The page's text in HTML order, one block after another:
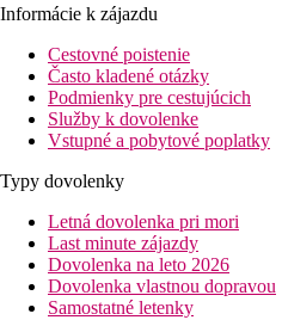
Informácie k zájazdu
Cestovné poistenie
Často kladené otázky
Podmienky pre cestujúcich
Služby k dovolenke
Vstupné a pobytové poplatky
Typy dovolenky
Letná dovolenka pri mori
Last minute zájazdy
Dovolenka na leto 2026
Dovolenka vlastnou dopravou
Samostatné letenky